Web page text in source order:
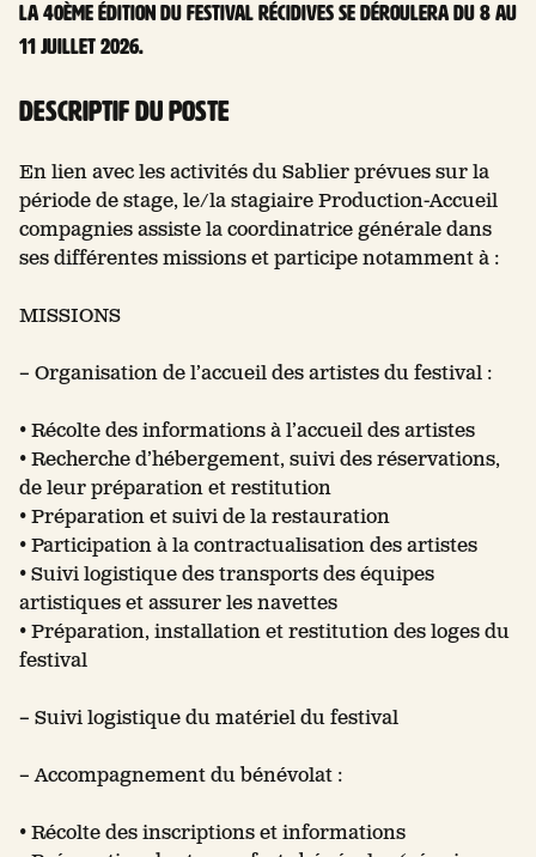
La 40ème édition du Festival RéciDives se déroulera du 8 au
11 juillet 2026.
DESCRIPTIF DU POSTE
En lien avec les activités du Sablier prévues sur la
période de stage, le/la stagiaire Production-Accueil
compagnies assiste la coordinatrice générale dans
ses différentes missions et participe notamment à :
MISSIONS
– Organisation de l’accueil des artistes du festival :
• Récolte des informations à l’accueil des artistes
• Recherche d’hébergement, suivi des réservations,
de leur préparation et restitution
• Préparation et suivi de la restauration
• Participation à la contractualisation des artistes
• Suivi logistique des transports des équipes
artistiques et assurer les navettes
• Préparation, installation et restitution des loges du
festival
– Suivi logistique du matériel du festival
– Accompagnement du bénévolat :
• Récolte des inscriptions et informations